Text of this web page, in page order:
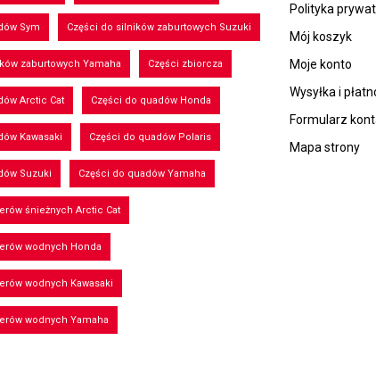
Sym Części do silników zaburtowych Suzuki
zaburtowych Yamaha Części zbiorcza
Arctic Cat Części do quadów Honda
Kawasaki Części do quadów Polaris
Suzuki Części do quadów Yamaha
śnieżnych Arctic Cat
wodnych Honda
wodnych Kawasaki
wodnych Yamaha
Polityka
Mój koszyk
Moje konto
Wysyłka i
Formularz
Mapa strony